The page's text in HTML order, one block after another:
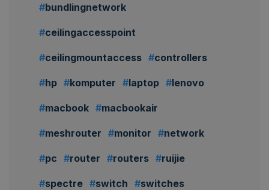
bundlingnetwork
ceilingaccesspoint
ceilingmountaccess controllers
hp komputer laptop lenovo
macbook macbookair
meshrouter monitor network
pc router routers ruijie
spectre switch switches